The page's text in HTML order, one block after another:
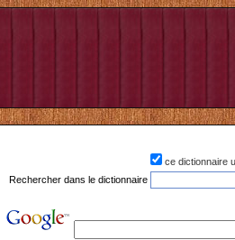
ce dictionnaire
Rechercher dans le dictionnaire